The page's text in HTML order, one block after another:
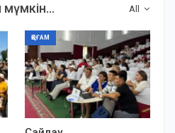
All
мүмкін...
ҚОҒАМ